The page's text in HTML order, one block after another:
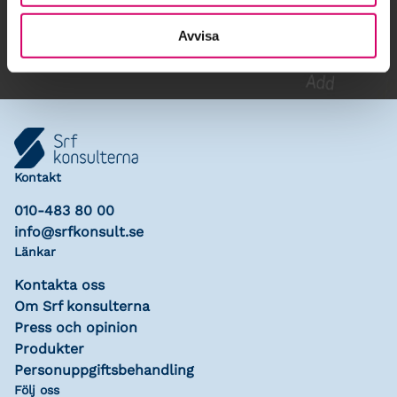
Avvisa
Lägg till i kalender
Kontakt
010-483 80 00
info@srfkonsult.se
Länkar
Kontakta oss
Om Srf konsulterna
Press och opinion
Produkter
Personuppgiftsbehandling
Följ oss